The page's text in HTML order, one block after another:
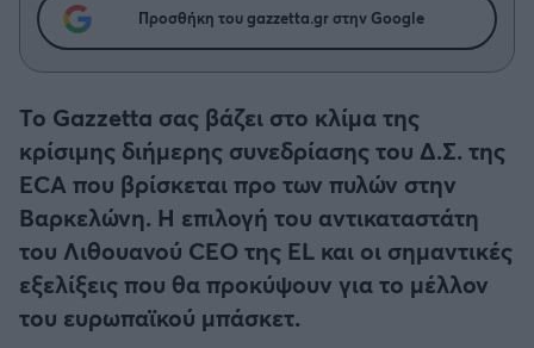
ΟΦΗ
Βόλος
Ατρόμητος Αθηνών
Κηφισιά
Αστέρας Τρίπολης
Παναιτωλικός
Προσθήκη του gazzetta.gr στην Google
Το Gazzetta σας βάζει στο κλίμα της
κρίσιμης διήμερης συνεδρίασης του Δ.Σ. της
ECA που βρίσκεται προ των πυλών στην
Βαρκελώνη. Η επιλογή του αντικαταστάτη
του Λιθουανού CEO της EL και οι σημαντικές
εξελίξεις που θα προκύψουν για το μέλλον
του ευρωπαϊκού μπάσκετ.